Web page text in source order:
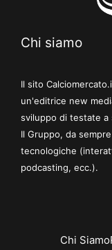
Chi siamo
Il sito
un'editrice new
sviluppo di testate a
Il Gruppo, da
tecnologiche
podcasting, ecc.).
Chi Siamo